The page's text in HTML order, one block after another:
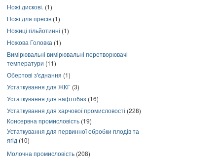
Ножі дискові. (1)
Ножі для пресів (1)
Ножиці гільйотинні (1)
Ножова Головка (1)
Вимірювальні вимірювальні перетворювачі
температури (11)
Обертові з'єднання (1)
Устаткування для ЖКГ (3)
Устаткування для нафтобаз (16)
Устаткування для харчової промисловості (228)
Консервна промисловість (19)
Устаткування для первинної обробки плодів та
ягід (10)
Молочна промисловість (208)